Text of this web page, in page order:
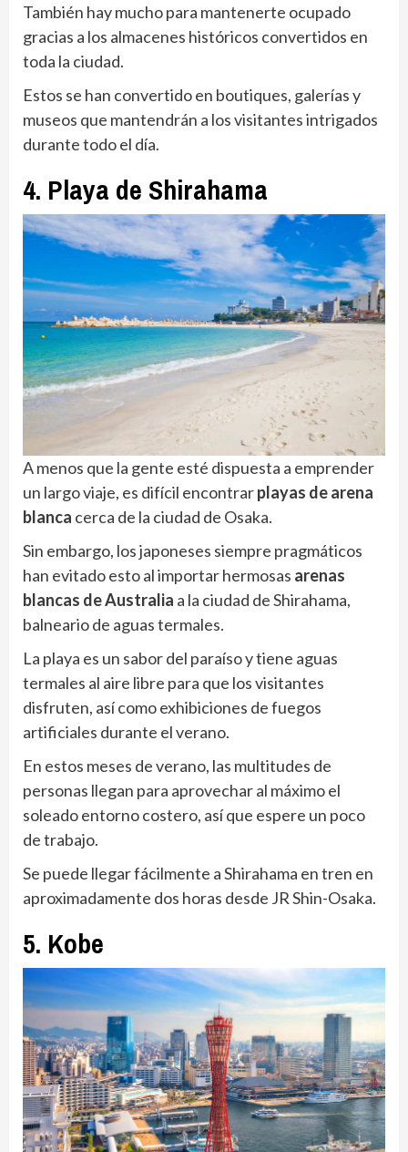
También hay mucho para mantenerte ocupado
gracias a los almacenes históricos convertidos en
toda la ciudad.
Estos se han convertido en boutiques, galerías y
museos que mantendrán a los visitantes intrigados
durante todo el día.
4. Playa de Shirahama
A menos que la gente esté dispuesta a emprender
un largo viaje, es difícil encontrarplayas de arena
blanca cerca de la ciudad de Osaka.
Sin embargo, los japoneses siempre pragmáticos
han evitado esto al importar hermosas arenas
blancas de Australia a la ciudad de Shirahama,
balneario de aguas termales.
La playa es un sabor del paraíso y tiene aguas
termales al aire libre para que los visitantes
disfruten, así como exhibiciones de fuegos
artificiales durante el verano.
En estos meses de verano, las multitudes de
personas llegan para aprovechar al máximo el
soleado entorno costero, así que espere un poco
de trabajo.
Se puede llegar fácilmente a Shirahama en tren en
aproximadamente dos horas desde JR Shin-Osaka.
5. Kobe